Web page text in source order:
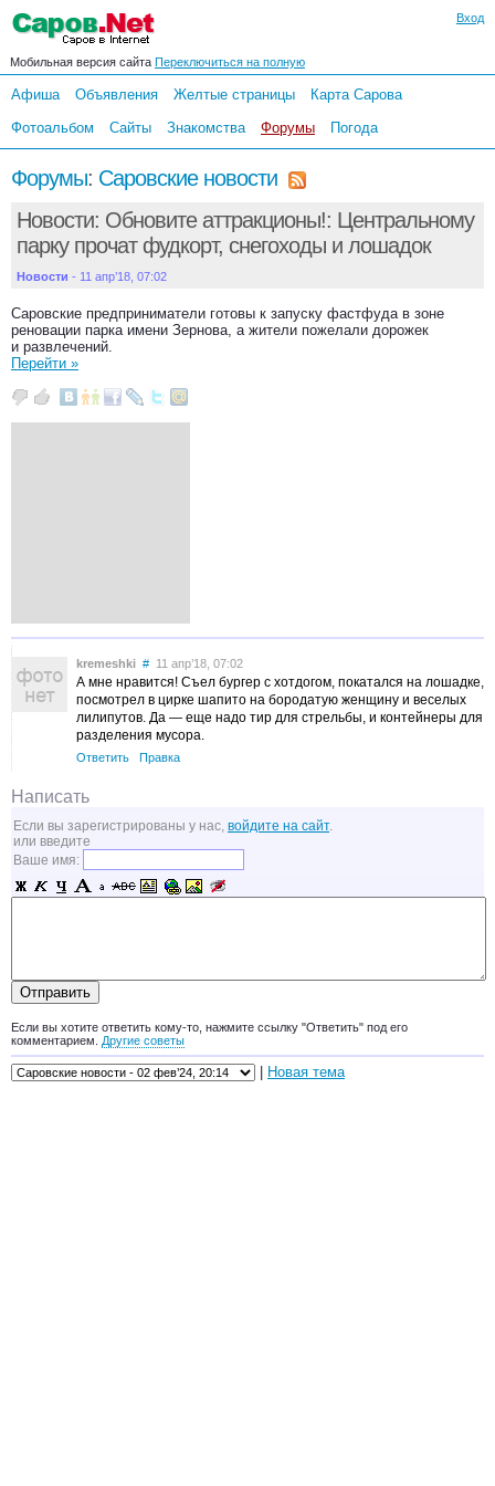
Вход
Мобильная версия сайта Переключиться на полную
Афиша Объявления Желтые страницы
Карта Сарова
Фотоальбом
Сайты Знакомства Форумы Погода
Форумы: Саровские новости
Новости: Обновите аттракционы!: Центральному
парку прочат фудкорт, снегоходы и лошадок
Новости - 11 апр’18, 07:02
Саровские предприниматели готовы к запуску фастфуда в зоне
реновации парка имени Зернова, а жители пожелали дорожек
и развлечений.
Перейти »
kremeshki # 11 апр’18, 07:02
А мне нравится! Съел бургер с хотдогом, покатался на лошадке,
посмотрел в цирке шапито на бородатую женщину и веселых
лилипутов. Да — еще надо тир для стрельбы, и контейнеры для
разделения мусора.
Ответить Правка
Написать
Если вы зарегистрированы у нас, войдите на сайт.
или введите
Ваше имя:
Если вы хотите ответить кому-то, нажмите ссылку "Ответить" под его
комментарием. Другие советы
Новая тема